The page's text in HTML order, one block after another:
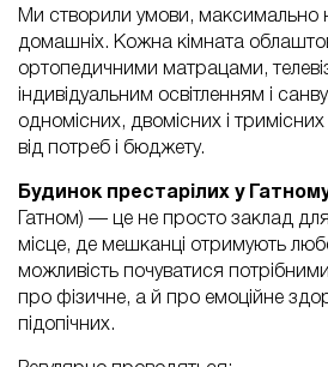
Ми створили умови, максимально
домашніх. Кожна кімната
ортопедичними матрацами,
індивідуальним освітленням і
одномісних, двомісних і
від потреб і бюджету.
Будинок престарілих у
Гатном) — це не просто заклад
місце, де мешканці отримують
можливість почуватися
про фізичне, а й про емоційне
підопічних.